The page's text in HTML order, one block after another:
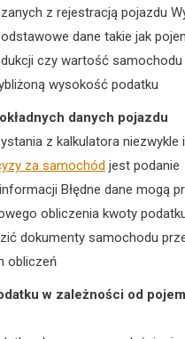
z rejestracją pojazdu
dane takie jak
czy wartość samochodu
wysokość podatku
danych pojazdu
z kalkulatora niezwykle
za samochód jest podanie
Błędne dane mogą
obliczenia kwoty
dokumenty samochodu
obliczeń
w zależności od